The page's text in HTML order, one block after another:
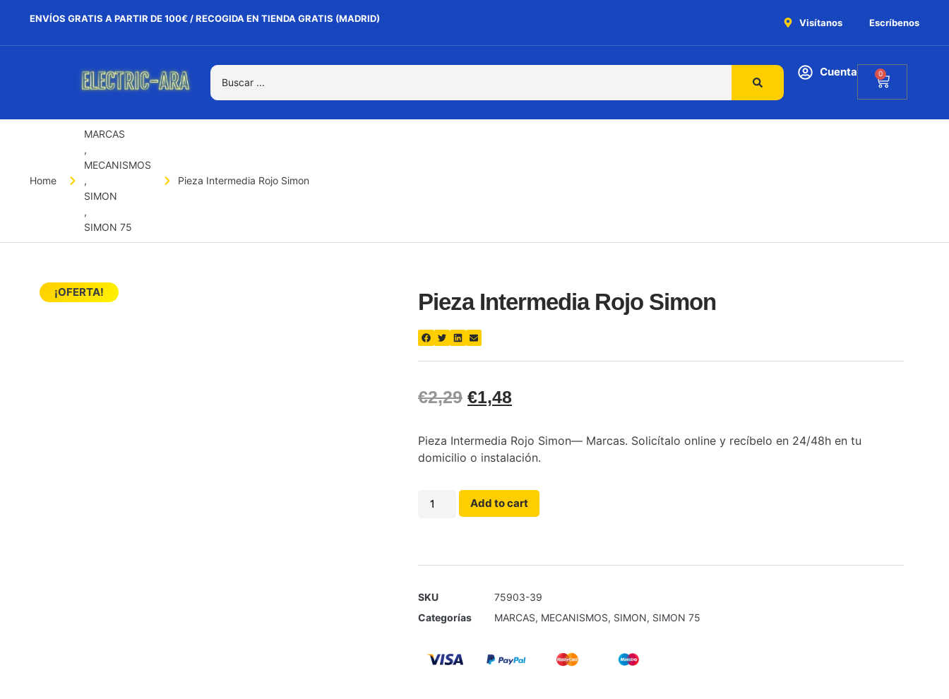
ENVÍOS GRATIS A PARTIR DE 100€ / RECOGIDA EN TIENDA GRATIS (MADRID) Visítanos Escríbenos
Cuenta 0
Home
MARCAS
,
MECANISMOS
,
SIMON
,
SIMON 75
Pieza Intermedia Rojo Simon
¡OFERTA! Pieza Intermedia Rojo Simon
€2,29 €1,48
Pieza Intermedia Rojo Simon— Marcas. Solicítalo online y recíbelo en 24/48h en tu
domicilio o instalación.
Add to cart
SKU
75903-39
Categorías
MARCAS, MECANISMOS, SIMON, SIMON 75